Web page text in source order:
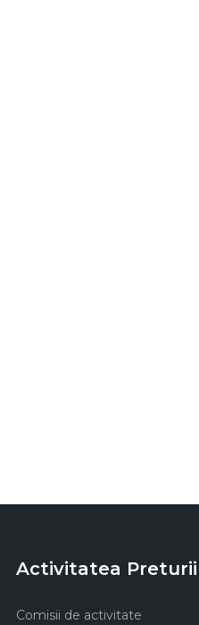
Activitatea Preturii
Comisii de activitate